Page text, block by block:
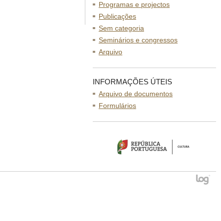
Programas e projectos
Publicações
Sem categoria
Seminários e congressos
Arquivo
INFORMAÇÕES ÚTEIS
Arquivo de documentos
Formulários